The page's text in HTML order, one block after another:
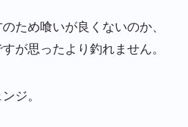
ため喰いが良くないのか、
が思ったより釣れません。
ジ。